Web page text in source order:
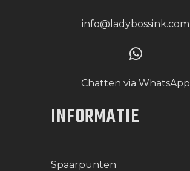
info@ladybossink.com
Chatten via WhatsApp
INFORMATIE
Spaarpunten